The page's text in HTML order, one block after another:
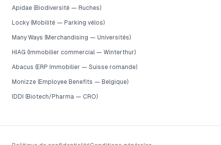
Apidae (Biodiversité — Ruches)
Locky (Mobilité — Parking vélos)
Many Ways (Merchandising — Universités)
HIAG (Immobilier commercial — Winterthur)
Abacus (ERP Immobilier — Suisse romande)
Monizze (Employee Benefits — Belgique)
IDDI (Biotech/Pharma — CRO)